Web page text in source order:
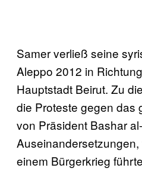
Samer verließ seine
Aleppo 2012 in
Hauptstadt Beirut. Zu
die Proteste gegen das
von Präsident Bashar
einem Bürgerkrieg